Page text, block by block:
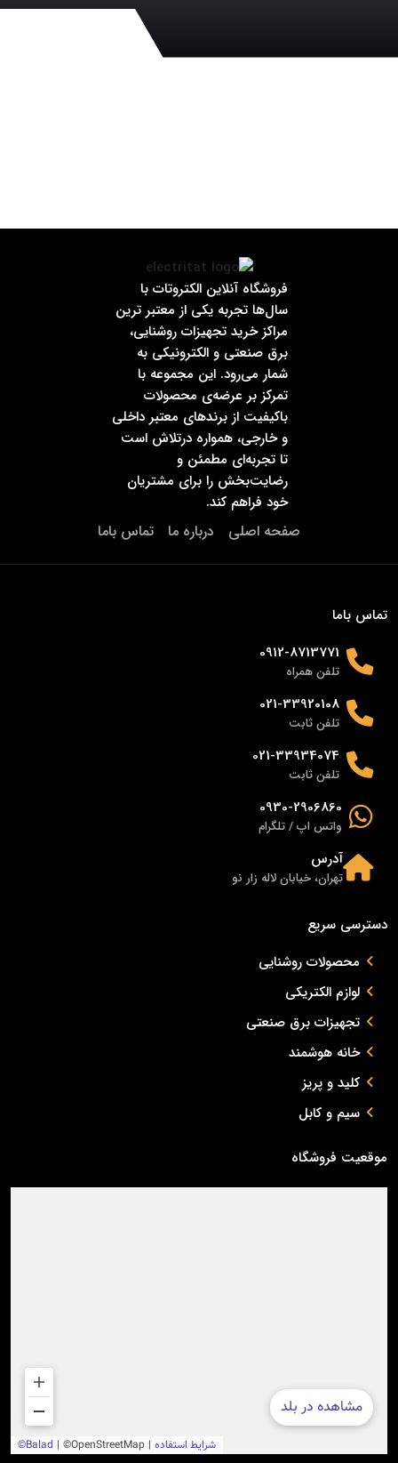
فروشگاه آنلاین الکتروتات با
سال‌ها تجربه یکی از معتبر ترین
مراکز خرید تجهیزات روشنایی،
برق صنعتی و الکترونیکی به
شمار می‌رود. این مجموعه با
تمرکز بر عرضه‌ی محصولات
باکیفیت از برندهای معتبر داخلی
و خارجی، همواره درتلاش است
تا تجربه‌ای مطمئن و
رضایت‌بخش را برای مشتریان
خود فراهم کند.
صفحه اصلی درباره ما تماس باما
تماس باما
0912-8713771
تلفن همراه
021-33920108
تلفن ثابت
021-33934074
تلفن ثابت
0930-2906860
واتس اپ / تلگرام
آدرس
تهران، خیابان لاله زار نو
دسترسی سریع
محصولات روشنایی
لوازم الکتریکی
تجهیزات برق صنعتی
خانه هوشمند
کلید و پریز
سیم و کابل
موقعیت فروشگاه